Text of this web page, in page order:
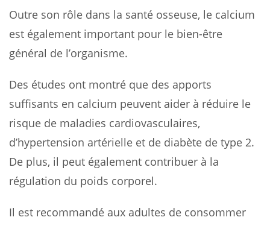
Outre son rôle dans la santé osseuse, le calcium
est également important pour le bien-être
général de l’organisme.
Des études ont montré que des apports
suffisants en calcium peuvent aider à réduire le
risque de maladies cardiovasculaires,
d’hypertension artérielle et de diabète de type 2.
De plus, il peut également contribuer à la
régulation du poids corporel.
Il est recommandé aux adultes de consommer